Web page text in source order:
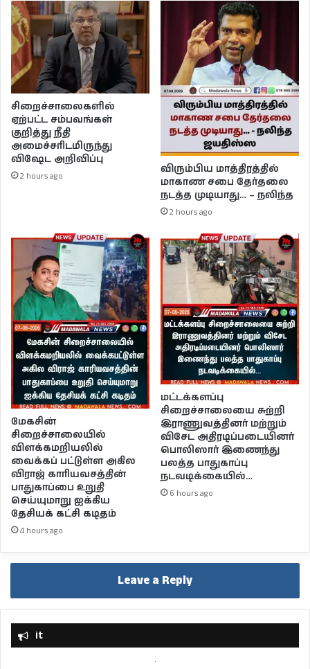
சிறைச்சாலைகளில்
ஏற்பட்ட சம்பவங்கள்
குறித்து நீதி
அமைச்சரிடமிருந்து
விஷேட அறிவிப்பு
2 hours ago
விரும்பிய மாத்திரத்தில்
மாகாண சபை தேர்தலை
நடத்த முடியாது… – நலிந்த
2 hours ago
மேகசின்
சிறைச்சாலையில்
விளக்கமறியலில்
வைக்கப் பட்டுள்ள அகில
விராஜ் காரியவசத்தின்
பாதுகாப்பை உறுதி
செய்யுமாறு ஐக்கிய
தேசியக் கட்சி கடிதம்
4 hours ago
மட்டக்களப்பு
சிறைச்சாலையை சுற்றி
இராணுவத்தினர் மற்றும்
விசேட அதிரடிப்படையினர்
பொலிஸார் இணைந்து
பலத்த பாதுகாப்பு
நடவடிக்கையில்…
6 hours ago
Leave a Reply
it